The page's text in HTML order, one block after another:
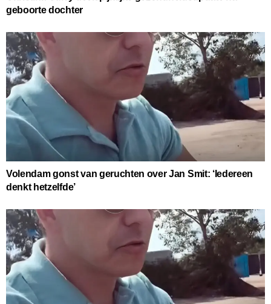
geboorte dochter
Volendam gonst van geruchten over Jan Smit: ‘Iedereen
denkt hetzelfde’